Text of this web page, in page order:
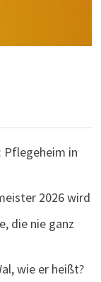
Pflegeheim in
2026 wird
die nie ganz
wie er heißt?